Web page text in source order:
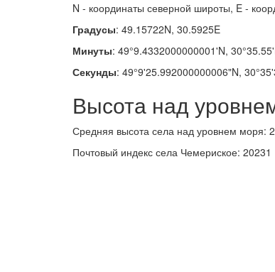
N - координаты северной широты, E -
Градусы: 49.15722N, 30.5925E
Минуты: 49°9.4332000000001'N,
Секунды: 49°9'25.992000000006"N,
Высота над
Средняя высота села над уровнем моря:
Почтовый индекс села Чемериское: 20231